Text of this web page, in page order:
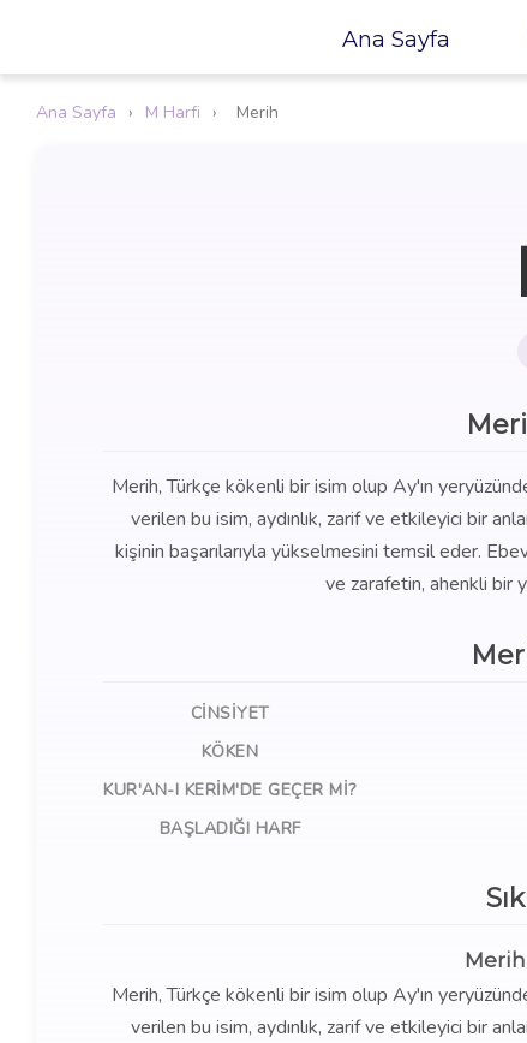
Ana Sayfa
Ana Sayfa › M Harfi › Merih
Merih, Türkçe kökenli bir isim olup Ay'ın
verilen bu isim, aydınlık, zarif ve etkileyici bir
kişinin başarılarıyla yükselmesini temsil eder.
ve zarafetin, ahenkli bir
CINSIYET
KÖKEN
KUR'AN-I KERIM'DE GEÇER MI?
BAŞLADIĞI HARF
Merih, Türkçe kökenli bir isim olup Ay'ın
verilen bu isim, aydınlık, zarif ve etkileyici bir